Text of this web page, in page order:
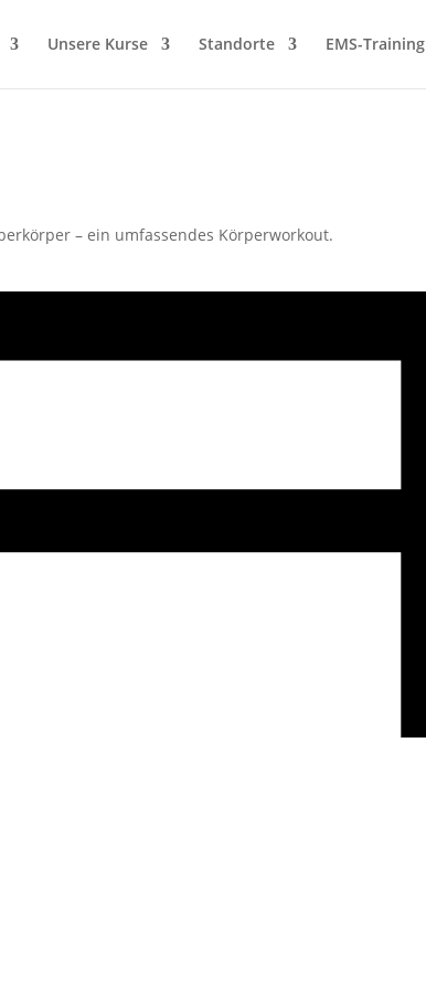
Unsere Kurse Standorte EMS-Training
– ein umfassendes Körperworkout.